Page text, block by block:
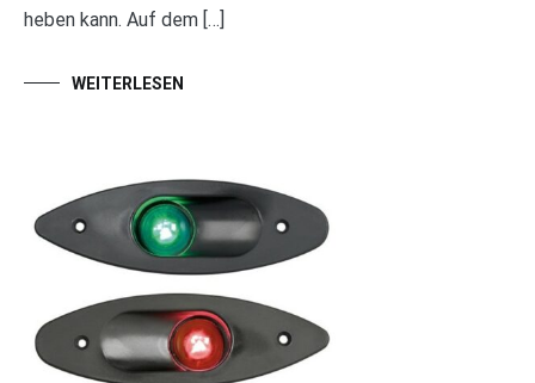
heben kann. Auf dem […]
WEITERLESEN